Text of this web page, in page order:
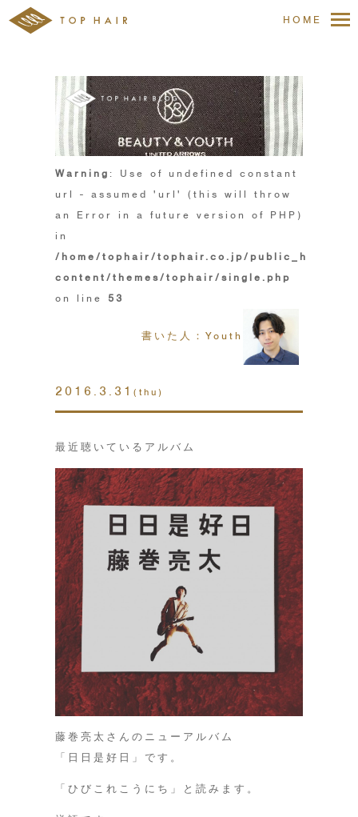
HOME
Warning : Use of undefined constant
url - assumed 'url' (this will throw
an Error in a future version of PHP)
in
/home/tophair/tophair.co.jp/public_html/
content/themes/tophair/single.php
on line 53
書いた人：Youth
2016.3.31 (thu)
最近聴いているアルバム
藤巻亮太さんのニューアルバム
「日日是好日」です。
「ひびこれこうにち」と読みます。